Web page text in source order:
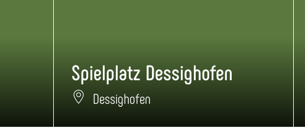
Spielplatz Dessighofen
Dessighofen